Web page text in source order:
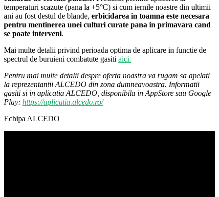
temperaturi scazute (pana la +5°C) si cum iernile noastre din ultimii
ani au fost destul de blande, erbicidarea in toamna este necesara
pentru mentinerea unei culturi curate pana in primavara cand
se poate interveni.
Mai multe detalii privind perioada optima de aplicare in functie de
spectrul de buruieni combatute gasiti aici.
Pentru mai multe detalii despre oferta noastra va rugam sa apelati
la reprezentantii ALCEDO din zona dumneavoastra. Informatii
gasiti si in aplicatia ALCEDO, disponibila in AppStore sau Google
Play: https://aplicatia.alcedo.ro/
Echipa ALCEDO